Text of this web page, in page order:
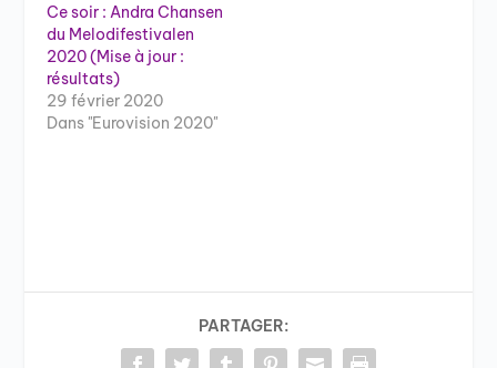
Ce soir : Andra Chansen
du Melodifestivalen
2020 (Mise à jour :
résultats)
29 février 2020
Dans "Eurovision 2020"
PARTAGER: